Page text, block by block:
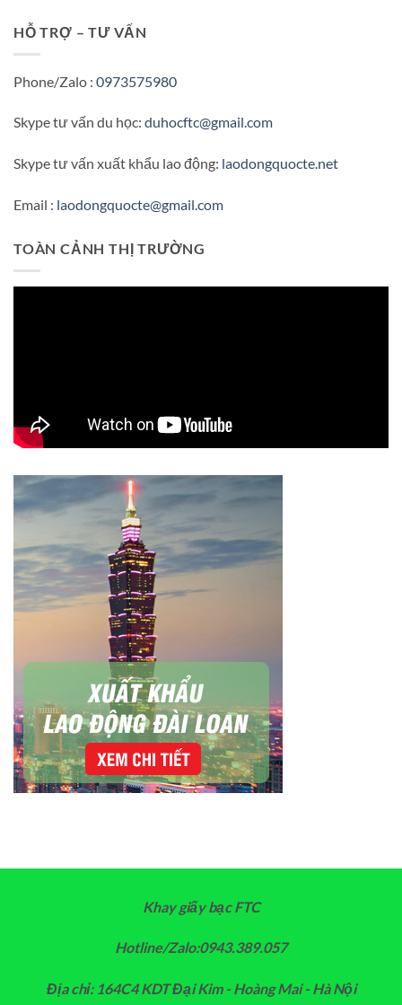
HỖ TRỢ – TƯ VẤN
Phone/Zalo : 0973575980
Skype tư vấn du học: duhocftc@gmail.com
Skype tư vấn xuất khẩu lao động: laodongquocte.net
Email : laodongquocte@gmail.com
TOÀN CẢNH THỊ TRƯỜNG
Khay giấy bạc FTC
Hotline/Zalo:0943.389.057
Địa chỉ: 164C4 KDT Đại Kim - Hoàng Mai - Hà Nội